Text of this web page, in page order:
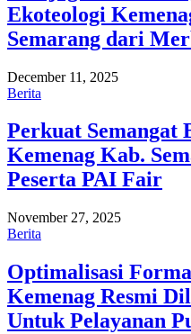
Ekoteologi
Semarang dari
December 11, 2025
Berita
Perkuat Semangat
Kemenag Kab.
Peserta PAI Fair
November 27, 2025
Berita
Optimalisasi
Kemenag Resmi
Untuk Pelayanan